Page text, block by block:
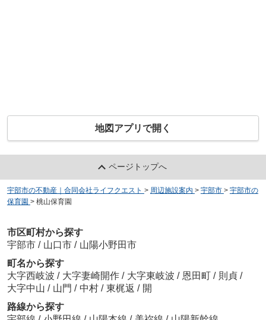
地図アプリで開く
ページトップへ
宇部市の不動産｜合同会社ライフクエスト > 周辺施設案内 > 宇部市 > 宇部市の
保育園 > 桃山保育園
市区町村から探す
宇部市 / 山口市 / 山陽小野田市
町名から探す
大字西岐波 / 大字妻崎開作 / 大字東岐波 / 恩田町 / 則貞 /
大字中山 / 山門 / 中村 / 東梶返 / 開
路線から探す